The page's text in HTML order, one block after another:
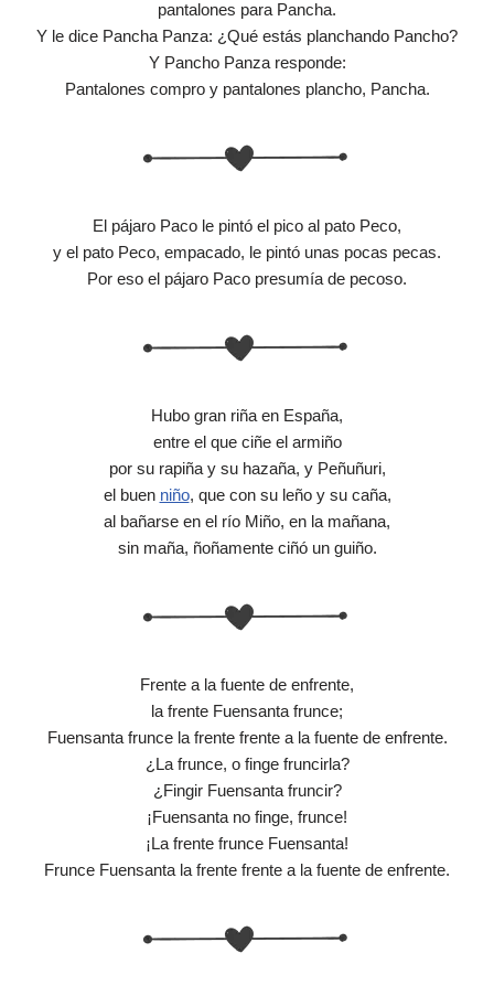
pantalones para Pancha.
Y le dice Pancha Panza: ¿Qué estás planchando Pancho?
Y Pancho Panza responde:
Pantalones compro y pantalones plancho, Pancha.
El pájaro Paco le pintó el pico al pato Peco,
y el pato Peco, empacado, le pintó unas pocas pecas.
Por eso el pájaro Paco presumía de pecoso.
Hubo gran riña en España,
entre el que ciñe el armiño
por su rapiña y su hazaña, y Peñuñuri,
el buen niño, que con su leño y su caña,
al bañarse en el río Miño, en la mañana,
sin maña, ñoñamente ciñó un guiño.
Frente a la fuente de enfrente,
la frente Fuensanta frunce;
Fuensanta frunce la frente frente a la fuente de enfrente.
¿La frunce, o finge fruncirla?
¿Fingir Fuensanta fruncir?
¡Fuensanta no finge, frunce!
¡La frente frunce Fuensanta!
Frunce Fuensanta la frente frente a la fuente de enfrente.